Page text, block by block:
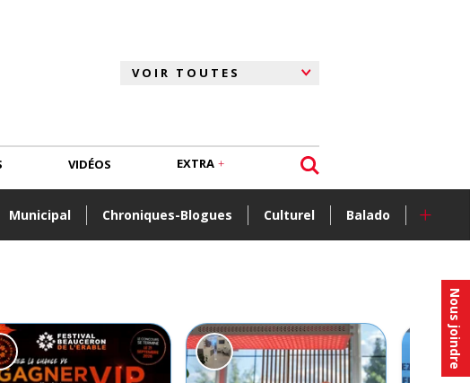
Nous joindre
Municipal Chroniques-Blogues Culturel Balado +
VIDÉOS EXTRA